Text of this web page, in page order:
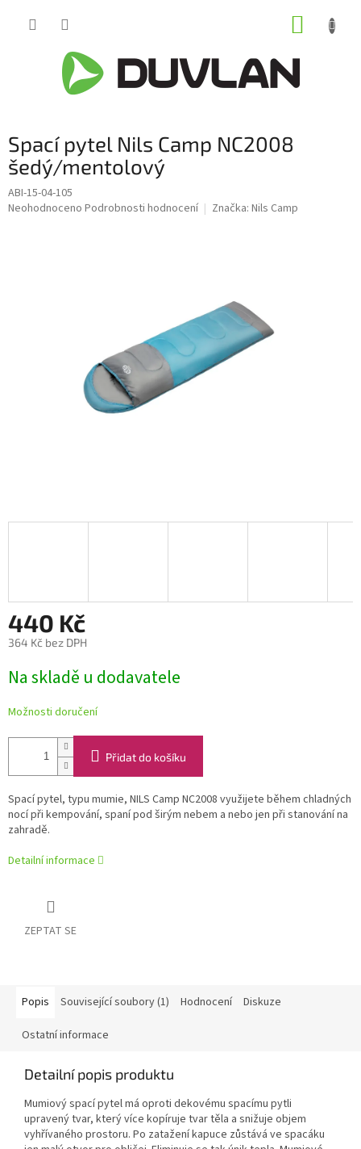
Spací pytel Nils Camp NC2008
šedý/mentolový
ABI-15-04-105
Průměrné
Neohodnoceno Podrobnosti hodnocení Značka: Nils Camp
440 Kč
364 Kč bez DPH
cena:
Na skladě u dodavatele
Možnosti doručení
Přidat do košíku
Spací pytel, typu mumie, NILS Camp NC2008 využijete během chladných
nocí při kempování, spaní pod širým nebem a nebo jen při stanování na
zahradě.
Detailní informace
ZEPTAT SE
Popis Související soubory (1) Hodnocení Diskuze
Ostatní informace
Detailní popis produktu
Mumiový spací pytel má oproti dekovému spacímu pytli
upravený tvar, který více kopíruje tvar těla a snižuje objem
vyhřívaného prostoru. Po zatažení kapuce zůstává ve spacáku